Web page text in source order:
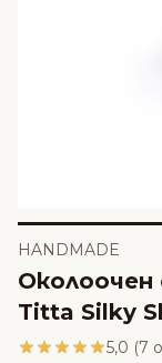
HANDMADE
Околоочен
Titta Silky
5,0 (7